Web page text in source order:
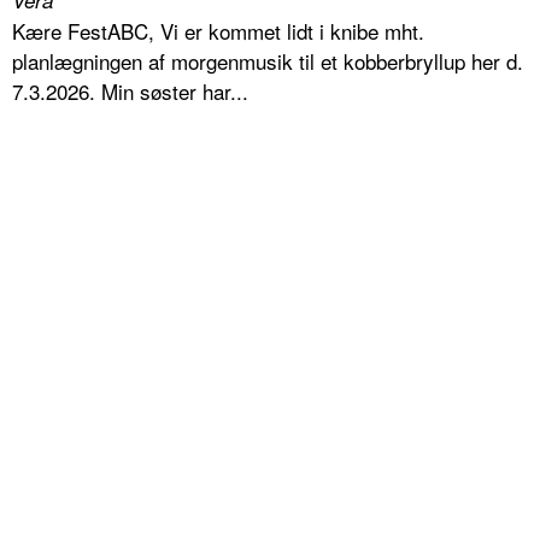
Kære FestABC, Vi er kommet lidt i knibe mht.
planlægningen af morgenmusik til et kobberbryllup her d.
7.3.2026. Min søster har...